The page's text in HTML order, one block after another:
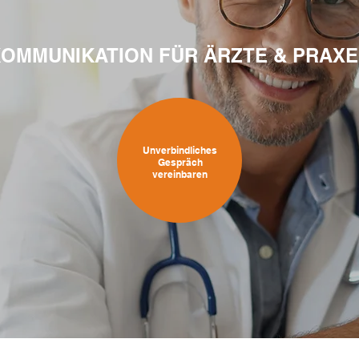
FÜR ÄRZTE &
Unverbindliches
Gespräch
vereinbaren